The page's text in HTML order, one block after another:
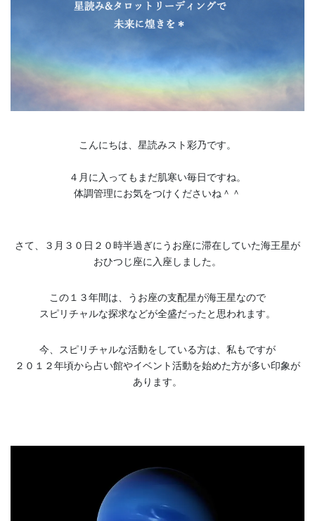
こんにちは、星読みスト彩乃です。
４月に入ってもまだ肌寒い毎日ですね。
体調管理にお気をつけくださいね＾＾
さて、３月３０日２０時半過ぎにうお座に滞在していた海王星が
おひつじ座に入座しました。
この１３年間は、うお座の支配星が海王星なので
スピリチャルな探求などが全盛だったと思われます。
今、スピリチャルな活動をしている方は、私もですが
２０１２年頃から占い館やイベント活動を始めた方が多い印象が
あります。